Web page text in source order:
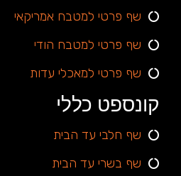
שף פרטי למטבח אמריקאי
שף פרטי למטבח הודי
שף פרטי למאכלי עדות
קונספט כללי
שף חלבי עד הבית
שף בשרי עד הבית